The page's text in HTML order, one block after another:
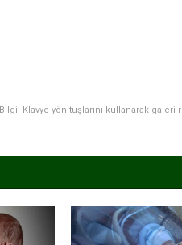
Bilgi: Klavye yön tuşlarını kullanarak